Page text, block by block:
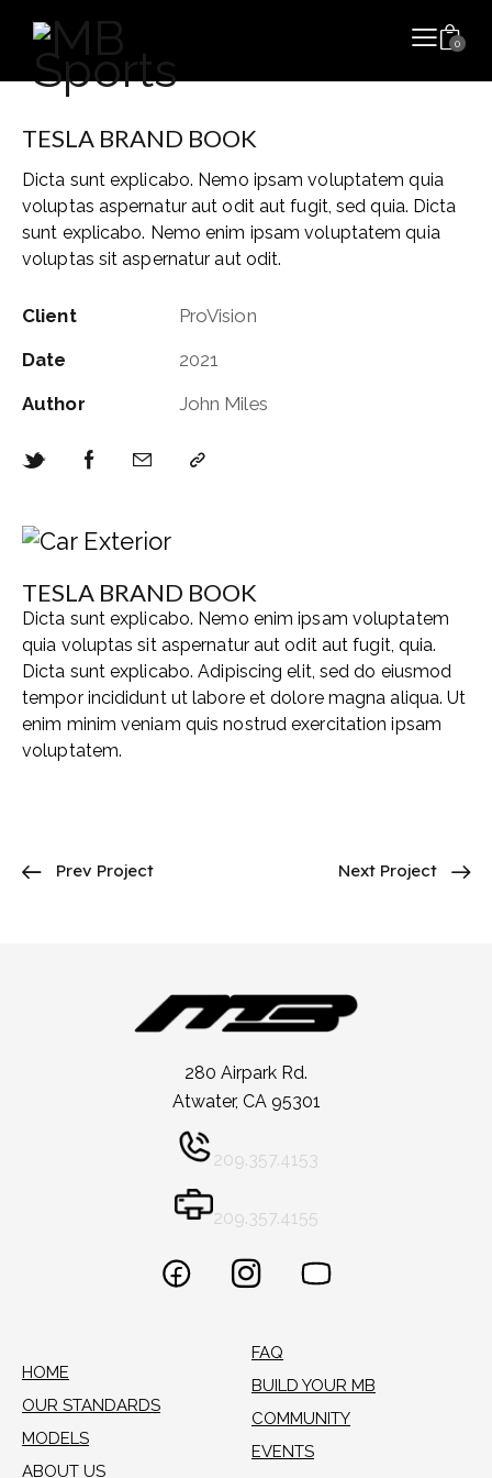
0
TESLA BRAND BOOK
Dicta sunt explicabo. Nemo ipsam voluptatem quia
voluptas aspernatur aut odit aut fugit, sed quia. Dicta
sunt explicabo. Nemo enim ipsam voluptatem quia
voluptas sit aspernatur aut odit.
Client
ProVision
Date
2021
Author
John Miles
TESLA BRAND BOOK
Dicta sunt explicabo. Nemo enim ipsam voluptatem
quia voluptas sit aspernatur aut odit aut fugit, quia.
Dicta sunt explicabo. Adipiscing elit, sed do eiusmod
tempor incididunt ut labore et dolore magna aliqua. Ut
enim minim veniam quis nostrud exercitation ipsam
voluptatem.
Prev Project Next Project
280 Airpark Rd.
Atwater, CA 95301
209.357.4153
209.357.4155
HOME
OUR STANDARDS
MODELS
ABOUT US
FAQ
BUILD YOUR MB
COMMUNITY
EVENTS